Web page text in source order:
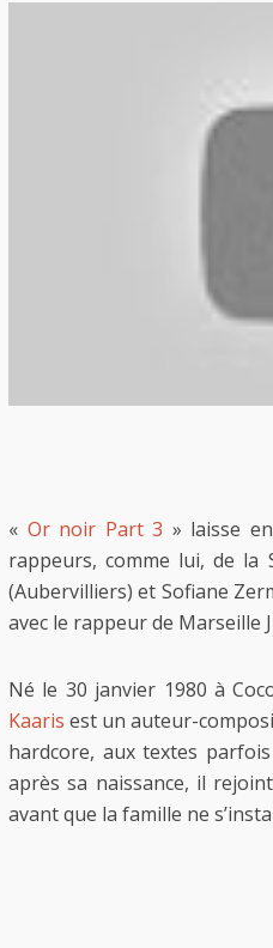
« Or noir Part 3 » laisse
rappeurs, comme lui, de la
(Aubervilliers) et Sofiane
avec le rappeur de Marseille
Né le 30 janvier 1980 à
Kaaris est un auteur-
hardcore, aux textes
après sa naissance, il
avant que la famille ne